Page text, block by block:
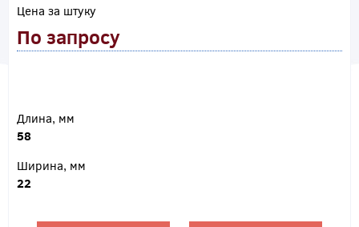
Цена за штуку
По запросу
Длина, мм
58
Ширина, мм
22